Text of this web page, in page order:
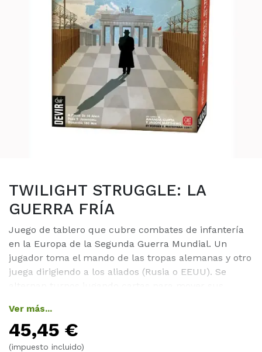
TWILIGHT STRUGGLE: LA
GUERRA FRÍA
Juego de tablero que cubre combates de infantería
en la Europa de la Segunda Guerra Mundial. Un
jugador toma el mando de las tropas alemanas y otro
juega dirigiendo a los aliados (Rusia o EEUU). Se
hexágono de Combat Commander representa unos
30 metros, y cada unidad representa desde un oficial
al mando hasta una escuadra de combate de 10
Ver más...
45,45 €
(impuesto incluido)